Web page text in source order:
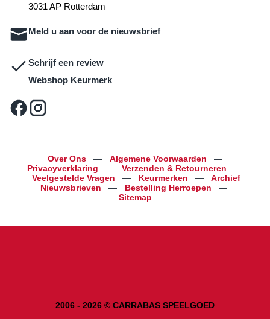
3031 AP Rotterdam
Meld u aan voor de nieuwsbrief
Schrijf een review
Webshop Keurmerk
Over Ons — Algemene Voorwaarden
—
Privacyverklaring
— Verzenden & Retourneren
—
Veelgestelde Vragen
— Keurmerken —
Archief
Nieuwsbrieven
— Bestelling Herroepen
—
Sitemap
2006 - 2026 © CARRABAS SPEELGOED